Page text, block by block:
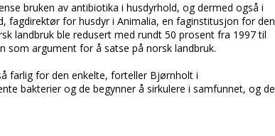
bruken av antibiotika i husdyrhold, og dermed også i
fagdirektør for husdyr i Animalia, en faginstitusjon for den
landbruk ble redusert med rundt 50 prosent fra 1997 til
som argument for å satse på norsk landbruk.
farlig for den enkelte, forteller Bjørnholt i
bakterier og de begynner å sirkulere i samfunnet, og de